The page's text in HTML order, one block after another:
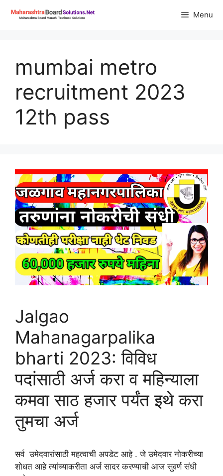
Menu
mumbai metro
recruitment 2023
12th pass
Jalgao
Mahanagarpalika
bharti 2023: विविध
पदांसाठी अर्ज करा व महिन्याला
कमवा साठ हजार पर्यंत इथे करा
तुमचा अर्ज
सर्व उमेदवारांसाठी महत्वाची अपडेट आहे . जे उमेदवार नोकरीच्या
शोधत आहे त्यांच्याकरीता अर्ज सादर करण्याची आज सुवर्ण संधी